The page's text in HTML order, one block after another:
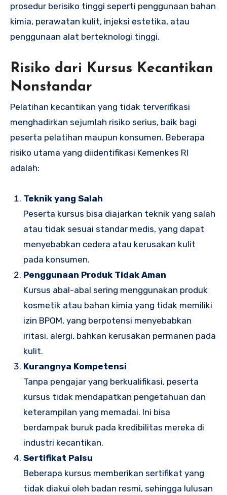
prosedur berisiko tinggi seperti penggunaan bahan
kimia, perawatan kulit, injeksi estetika, atau
penggunaan alat berteknologi tinggi.
Risiko dari Kursus Kecantikan
Nonstandar
Pelatihan kecantikan yang tidak terverifikasi
menghadirkan sejumlah risiko serius, baik bagi
peserta pelatihan maupun konsumen. Beberapa
risiko utama yang diidentifikasi Kemenkes RI
adalah:
Teknik yang Salah
Peserta kursus bisa diajarkan teknik yang salah
atau tidak sesuai standar medis, yang dapat
menyebabkan cedera atau kerusakan kulit
pada konsumen.
Penggunaan Produk Tidak Aman
Kursus abal-abal sering menggunakan produk
kosmetik atau bahan kimia yang tidak memiliki
izin BPOM, yang berpotensi menyebabkan
iritasi, alergi, bahkan kerusakan permanen pada
kulit.
Kurangnya Kompetensi
Tanpa pengajar yang berkualifikasi, peserta
kursus tidak mendapatkan pengetahuan dan
keterampilan yang memadai. Ini bisa
berdampak buruk pada kredibilitas mereka di
industri kecantikan.
Sertifikat Palsu
Beberapa kursus memberikan sertifikat yang
tidak diakui oleh badan resmi, sehingga lulusan